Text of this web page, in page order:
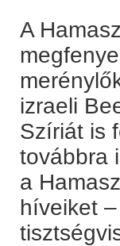
A
izraeli
Szíriát is
továbbra
a
híveiket